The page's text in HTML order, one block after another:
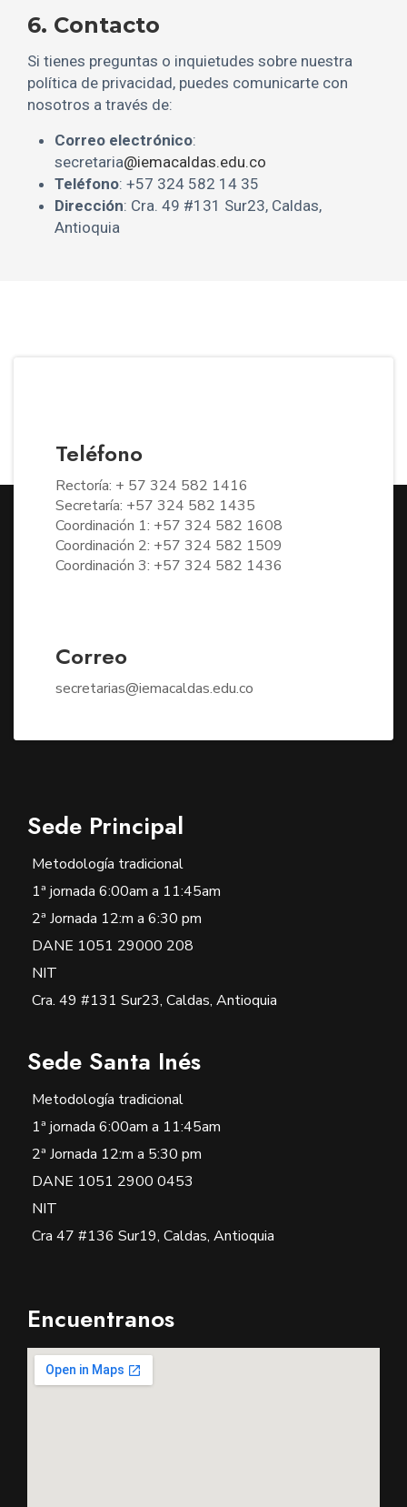
6. Contacto
Si tienes preguntas o inquietudes sobre nuestra
política de privacidad, puedes comunicarte con
nosotros a través de:
Correo electrónico:
secretaria@iemacaldas.edu.co
Teléfono: +57 324 582 14 35
Dirección: Cra. 49 #131 Sur23, Caldas,
Antioquia
Teléfono
Rectoría: + 57 324 582 1416
Secretaría: +57 324 582 1435
Coordinación 1: +57 324 582 1608
Coordinación 2: +57 324 582 1509
Coordinación 3: +57 324 582 1436
Correo
secretarias@iemacaldas.edu.co
Sede Principal
Metodología tradicional
1ª jornada 6:00am a 11:45am
2ª Jornada 12:m a 6:30 pm
DANE 1051 29000 208
NIT
Cra. 49 #131 Sur23, Caldas, Antioquia
Sede Santa Inés
Metodología tradicional
1ª jornada 6:00am a 11:45am
2ª Jornada 12:m a 5:30 pm
DANE 1051 2900 0453
NIT
Cra 47 #136 Sur19, Caldas, Antioquia
Encuentranos